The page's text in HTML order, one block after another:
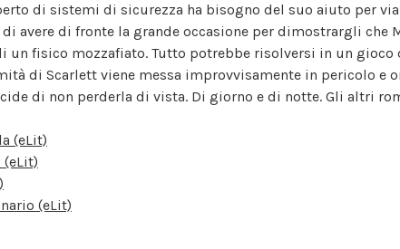
di sistemi di sicurezza ha bisogno del suo aiuto per
avere di fronte la grande occasione per dimostrargli che
un fisico mozzafiato. Tutto potrebbe risolversi in un gioco
di Scarlett viene messa improvvisamente in pericolo e
di non perderla di vista. Di giorno e di notte. Gli altri
(eLit)
(eLit)
(eLit)